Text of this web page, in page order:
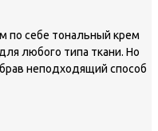
по себе тональный крем
любого типа ткани. Но
неподходящий способ